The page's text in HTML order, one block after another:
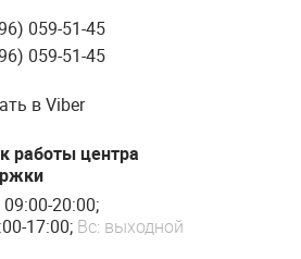
059-51-45
059-51-45
в Viber
работы центра
20:00;
17:00; Вс: выходной